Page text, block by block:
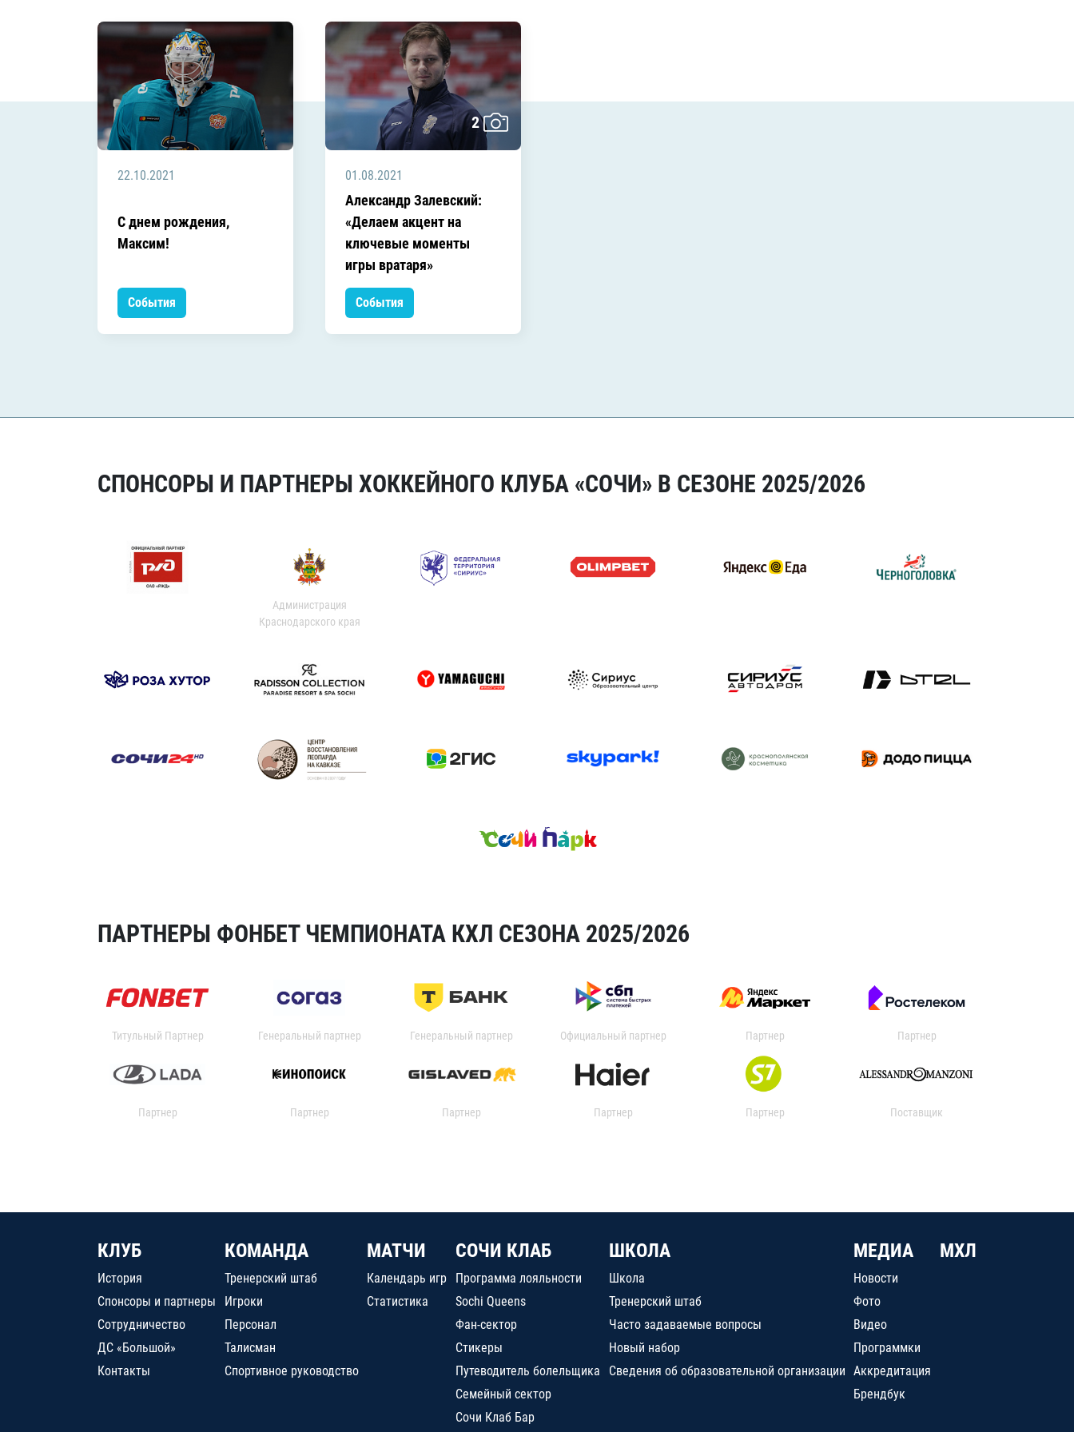
Северсталь
ЦСКА
Шанхайские Драконы
Барыс
Салават Юлаев
Сибирь
22.10.2021
С днем рождения,
Максим!
События
2
01.08.2021
Александр Залевский:
«Делаем акцент на
ключевые моменты
игры вратаря»
События
СПОНСОРЫ И ПАРТНЕРЫ ХОККЕЙНОГО КЛУБА «СОЧИ» В СЕЗОНЕ 2025/2026
Администрация
Краснодарского края
ПАРТНЕРЫ ФОНБЕТ ЧЕМПИОНАТА КХЛ СЕЗОНА 2025/2026
Титульный Партнер Генеральный партнер Генеральный партнер Официальный партнер Партнер Партнер
Партнер Партнер Партнер Партнер Партнер Поставщик
КЛУБ
История
Спонсоры и партнеры
Сотрудничество
ДС «Большой»
Контакты
КОМАНДА
Тренерский штаб
Игроки
Персонал
Талисман
Спортивное руководство
МАТЧИ
Календарь игр
Статистика
СОЧИ КЛАБ
Программа лояльности
Sochi Queens
Фан-сектор
Стикеры
Путеводитель болельщика
Семейный сектор
Сочи Клаб Бар
ШКОЛА
Школа
Тренерский штаб
Часто задаваемые вопросы
Новый набор
Сведения об образовательной организации
МЕДИА
Новости
Фото
Видео
Программки
Аккредитация
Брендбук
МХЛ